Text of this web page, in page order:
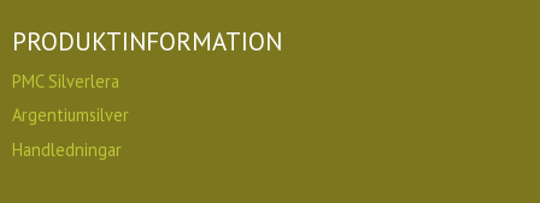
PRODUKTINFORMATION
PMC Silverlera
Argentiumsilver
Handledningar